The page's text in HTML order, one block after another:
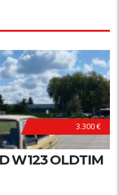
3.300 €
W123 OLDTIM